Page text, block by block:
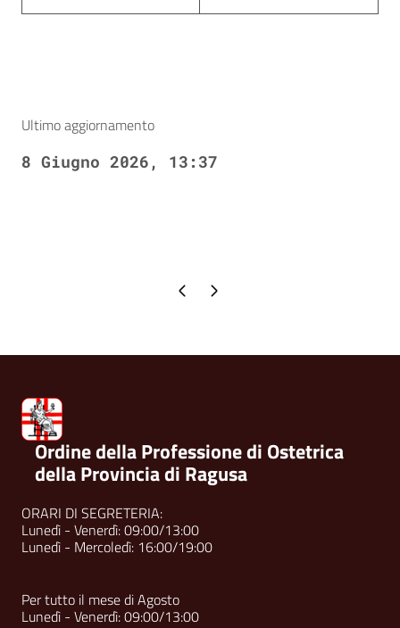
Ultimo aggiornamento
8 Giugno 2026, 13:37
Pagina precedente
Pagina successiva
Ordine della Professione di Ostetrica
della Provincia di Ragusa
ORARI DI SEGRETERIA:
Lunedì - Venerdì: 09:00/13:00
Lunedì - Mercoledì: 16:00/19:00
Per tutto il mese di Agosto
Lunedì - Venerdì: 09:00/13:00